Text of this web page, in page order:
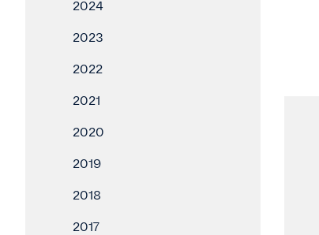
2024
2023
2022
2021
2020
2019
2018
2017